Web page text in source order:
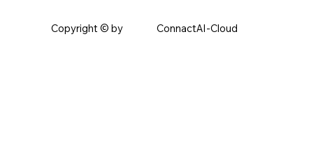
Copyright © by ConnactAI-Cloud